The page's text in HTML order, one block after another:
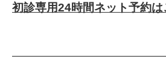
初診専用24時間ネット予約は